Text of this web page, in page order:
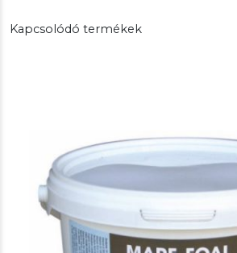
Kapcsolódó termékek